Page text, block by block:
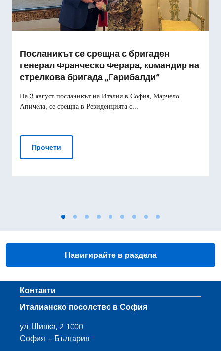
Посланикът се срещна с бригаден
генерал Франческо Ферара, командир на
стрелкова бригада „Гарибалди“
На 3 август посланикът на Италия в София, Марчело
Апичела, се срещна в Резиденцията с...
Прочети
Навигирайте в раздела
Sezione footer
Контакти
Италианско посолство в София
ул. Шипка, 2 1000
София – България